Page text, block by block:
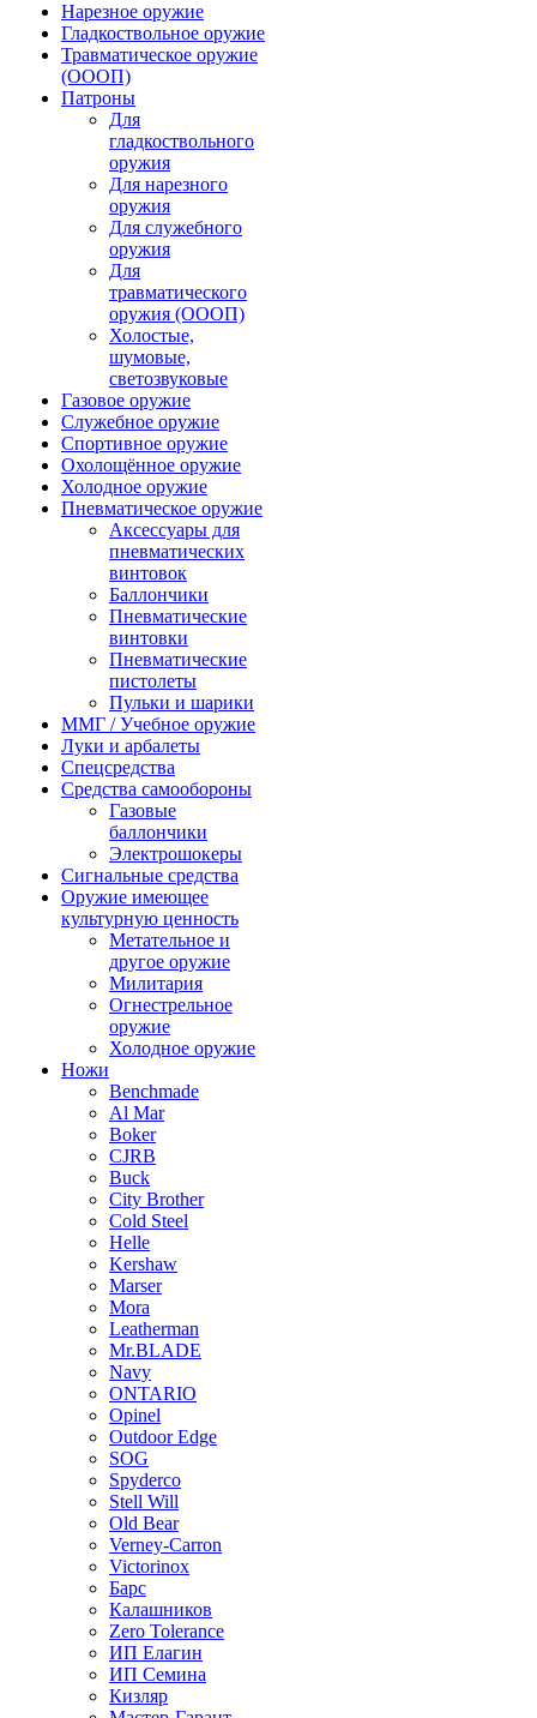
Нарезное оружие
Гладкоствольное оружие
Травматическое оружие
(ОООП)
Патроны
Для
гладкоствольного
оружия
Для нарезного
оружия
Для служебного
оружия
Для
травматического
оружия (ОООП)
Холостые,
шумовые,
светозвуковые
Газовое оружие
Служебное оружие
Спортивное оружие
Охолощённое оружие
Холодное оружие
Пневматическое оружие
Аксессуары для
пневматических
винтовок
Баллончики
Пневматические
винтовки
Пневматические
пистолеты
Пульки и шарики
ММГ / Учебное оружие
Луки и арбалеты
Спецсредства
Средства самообороны
Газовые
баллончики
Электрошокеры
Сигнальные средства
Оружие имеющее
культурную ценность
Метательное и
другое оружие
Милитария
Огнестрельное
оружие
Холодное оружие
Ножи
Benchmade
Al Mar
Boker
CJRB
Buck
City Brother
Cold Steel
Helle
Kershaw
Marser
Mora
Leatherman
Mr.BLADE
Navy
ONTARIO
Opinel
Outdoor Edge
SOG
Spyderco
Stell Will
Old Bear
Verney-Carron
Victorinox
Барс
Калашников
Zero Tolerance
ИП Елагин
ИП Семина
Кизляр